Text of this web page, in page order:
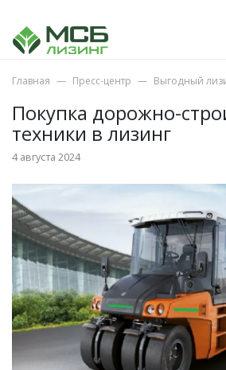
Главная Пресс-центр Выгодный
Покупка дорожно-
техники в лизинг
4 августа 2024